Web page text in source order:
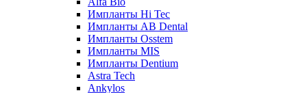
Импланты Hi Tec
Импланты AB Dental
Импланты Osstem
Импланты MIS
Импланты Dentium
Astra Tech
Ankylos